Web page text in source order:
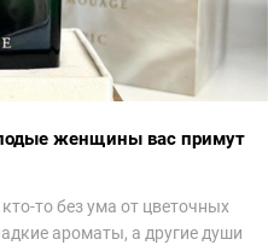
женщины вас примут
то без ума от цветочных
ароматы, а другие души